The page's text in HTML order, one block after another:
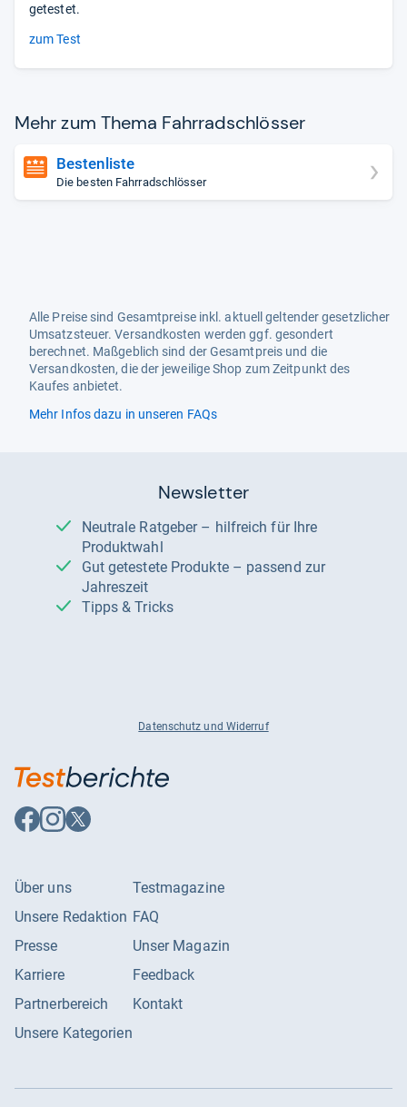
getestet.
zum Test
Mehr zum Thema Fahr­rad­sch­lös­ser
Bestenliste
Die besten Fahrradschlösser
Alle Preise sind Gesamtpreise inkl. aktuell geltender gesetzlicher
Umsatzsteuer. Versandkosten werden ggf. gesondert
berechnet. Maßgeblich sind der Gesamtpreis und die
Versandkosten, die der jeweilige Shop zum Zeitpunkt des
Kaufes anbietet.
Mehr Infos dazu in unseren FAQs
Newsletter
Neutrale Ratgeber – hilfreich für Ihre
Produktwahl
Gut getestete Produkte – passend zur
Jahreszeit
Tipps & Tricks
Datenschutz und Widerruf
Auf
Facebook
Auf
Instagram
Auf
X
Über uns
Unsere Redaktion
Presse
Karriere
Partnerbereich
Unsere Kategorien
Testmagazine
FAQ
Unser Magazin
Feedback
Kontakt